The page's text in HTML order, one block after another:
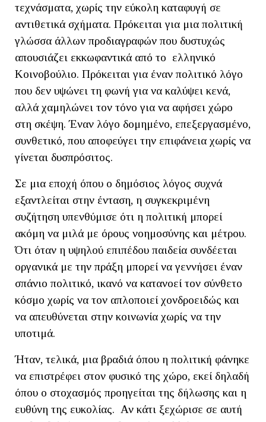
τεχνάσματα, χωρίς την εύκολη καταφυγή σε
αντιθετικά σχήματα. Πρόκειται για μια πολιτική
γλώσσα άλλων προδιαγραφών που δυστυχώς
απουσιάζει εκκωφαντικά από το ελληνικό
Κοινοβούλιο. Πρόκειται για έναν πολιτικό λόγο
που δεν υψώνει τη φωνή για να καλύψει κενά,
αλλά χαμηλώνει τον τόνο για να αφήσει χώρο
στη σκέψη. Έναν λόγο δομημένο, επεξεργασμένο,
συνθετικό, που αποφεύγει την επιφάνεια χωρίς να
γίνεται δυσπρόσιτος.
Σε μια εποχή όπου ο δημόσιος λόγος συχνά
εξαντλείται στην ένταση, η συγκεκριμένη
συζήτηση υπενθύμισε ότι η πολιτική μπορεί
ακόμη να μιλά με όρους νοημοσύνης και μέτρου.
Ότι όταν η υψηλού επιπέδου παιδεία συνδέεται
οργανικά με την πράξη μπορεί να γεννήσει έναν
σπάνιο πολιτικό, ικανό να κατανοεί τον σύνθετο
κόσμο χωρίς να τον απλοποιεί χονδροειδώς και
να απευθύνεται στην κοινωνία χωρίς να την
υποτιμά.
Ήταν, τελικά, μια βραδιά όπου η πολιτική φάνηκε
να επιστρέφει στον φυσικό της χώρο, εκεί δηλαδή
όπου ο στοχασμός προηγείται της δήλωσης και η
ευθύνη της ευκολίας. Αν κάτι ξεχώρισε σε αυτή